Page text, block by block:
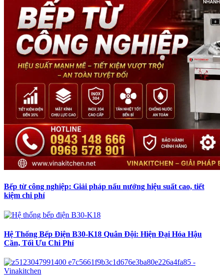
Bếp từ công nghiệp: Giải pháp nấu nướng hiệu suất cao, tiết
kiệm chi phí
Hệ Thống Bếp Điện B30-K18 Quân Đội: Hiện Đại Hóa Hậu
Cần, Tối Ưu Chi Phí